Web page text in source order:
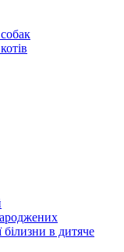
в дитяче